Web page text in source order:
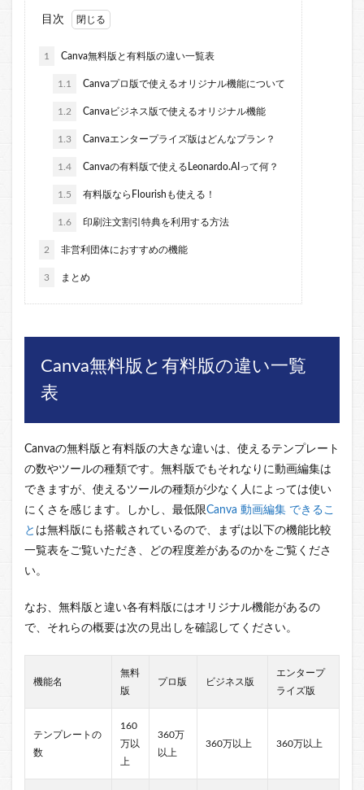
目次
1 Canva無料版と有料版の違い一覧表
1.1 Canvaプロ版で使えるオリジナル機能について
1.2 Canvaビジネス版で使えるオリジナル機能
1.3 Canvaエンタープライズ版はどんなプラン？
1.4 Canvaの有料版で使えるLeonardo.AIって何？
1.5 有料版ならFlourishも使える！
1.6 印刷注文割引特典を利用する方法
2 非営利団体におすすめの機能
3 まとめ
Canva無料版と有料版の違い一覧
表
Canvaの無料版と有料版の大きな違いは、使えるテンプレート
の数やツールの種類です。無料版でもそれなりに動画編集は
できますが、使えるツールの種類が少なく人によっては使い
にくさを感じます。しかし、最低限Canva 動画編集 できるこ
と は無料版にも搭載されているので、まずは以下の機能比較
一覧表をご覧いただき、どの程度差があるのかをご覧くださ
い。
なお、無料版と違い各有料版にはオリジナル機能があるの
で、それらの概要は次の見出しを確認してください。
機能名
無料
版
プロ版 ビジネス版
エンタープ
ライズ版
テンプレートの
数
160
万以
上
360万
以上
360万以上 360万以上